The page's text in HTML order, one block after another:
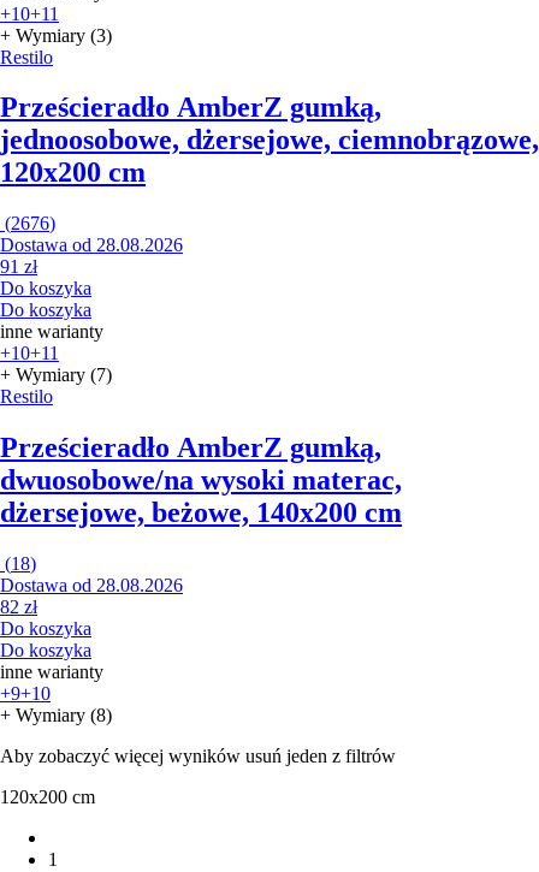
+10+11
+ Wymiary (3)
Restilo
Prześcieradło AmberZ gumką,
jednoosobowe, dżersejowe, ciemnobrązowe,
120x200 cm
(2676)
Dostawa od 28.08.2026
91 zł
Do koszyka
Do koszyka
inne warianty
+10+11
+ Wymiary (7)
Restilo
Prześcieradło AmberZ gumką,
dwuosobowe/na wysoki materac,
dżersejowe, beżowe, 140x200 cm
(18)
Dostawa od 28.08.2026
82 zł
Do koszyka
Do koszyka
inne warianty
+9+10
+ Wymiary (8)
Aby zobaczyć więcej wyników usuń jeden z filtrów
120x200 cm
1